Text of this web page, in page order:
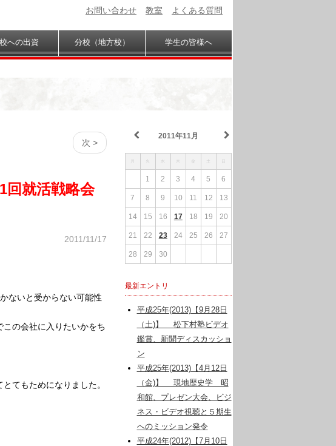
お問い合わせ 教室 よくある質問
への出資 分校（地方校） 学生の皆様へ
次 >
回就活戦略会
2011/11/17
ないと受からない可能性
の会社に入りたいかをち
てもためになりました。
2011年11月
1 2 3 4 5 6
7 8 9 10 11 12 13
14 15 16 17 18 19 20
21 22 23 24 25 26 27
28 29 30
最新エントリ
平成25年(2013)【9月28日
（土)】 松下村塾ビデオ
鑑賞、新聞ディスカッショ
ン
平成25年(2013)【4月12日
（金)】 現地歴史学 昭
和館、プレゼン大会、ビジ
ネス・ビデオ視聴と５期生
へのミッション発令
平成24年(2012)【7月10日